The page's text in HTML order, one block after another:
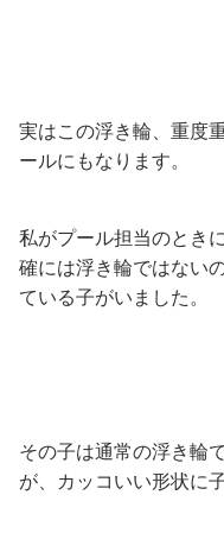
実はこの浮き輪、重度
ールにもなります。
私がプール担当のとき
確には浮き輪ではない
ている子がいました。
その子は通常の浮き輪
が、カッコいい形状に